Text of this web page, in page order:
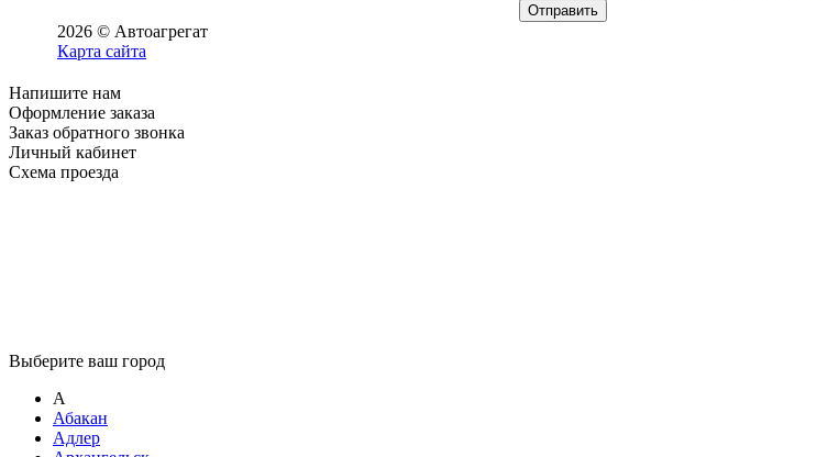
2026 © Автоагрегат
Карта сайта
Напишите нам
Оформление заказа
Заказ обратного звонка
Личный кабинет
Схема проезда
Выберите ваш город
А
Абакан
Адлер